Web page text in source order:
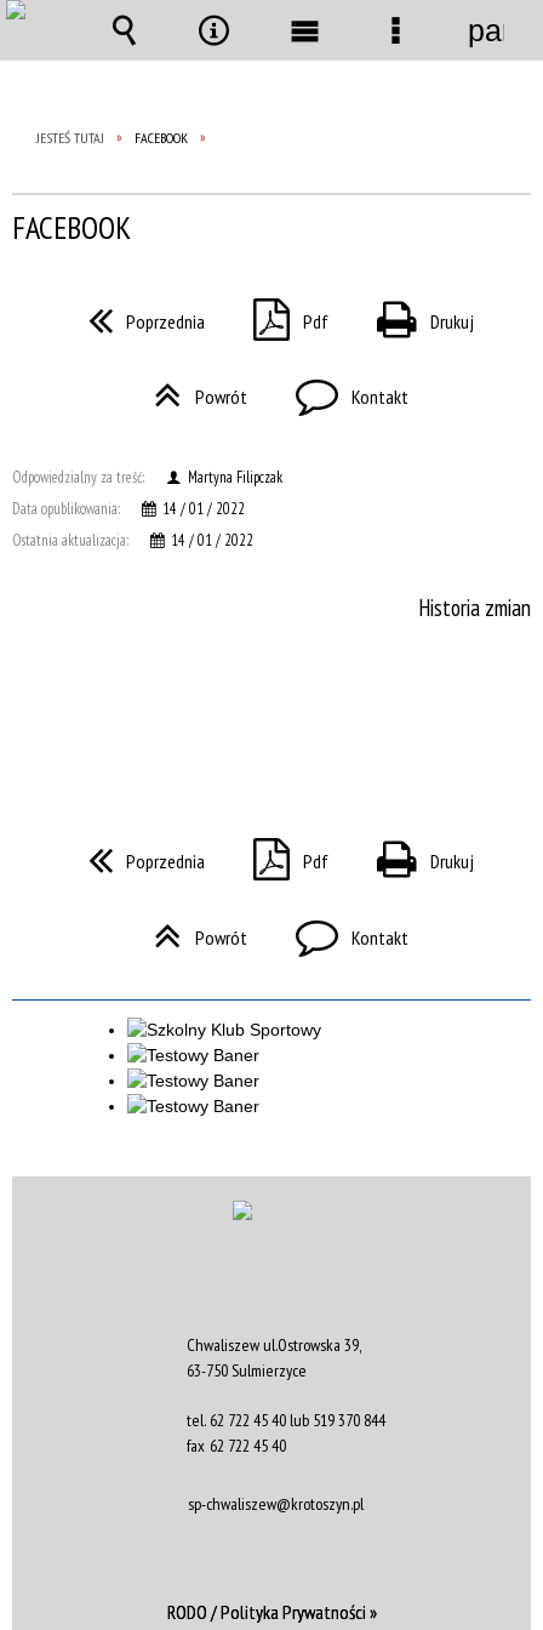
JESTEŚ TUTAJ FACEBOOK
FACEBOOK
Poprzednia Pdf Drukuj
Powrót Kontakt
Odpowiedzialny za treść:
Martyna Filipczak
Data opublikowania:
14 / 01 / 2022
Ostatnia aktualizacja:
14 / 01 / 2022
Historia zmian
Poprzednia Pdf Drukuj
Powrót Kontakt
Chwaliszew ul.Ostrowska 39,
63-750 Sulmierzyce
tel. 62 722 45 40 lub 519 370 844
fax 62 722 45 40
sp-chwaliszew@krotoszyn.pl
RODO / Polityka Prywatności »
Wyszukiwarka
Narzędzia
Menu Menu
panel